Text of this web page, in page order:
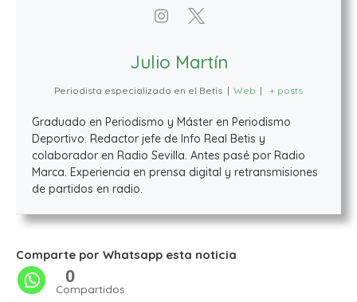
Julio Martín
Periodista especializado en el Betis | Web | + posts
Graduado en Periodismo y Máster en Periodismo
Deportivo. Redactor jefe de Info Real Betis y
colaborador en Radio Sevilla. Antes pasé por Radio
Marca. Experiencia en prensa digital y retransmisiones
de partidos en radio.
Comparte por Whatsapp esta noticia
0
Compartidos